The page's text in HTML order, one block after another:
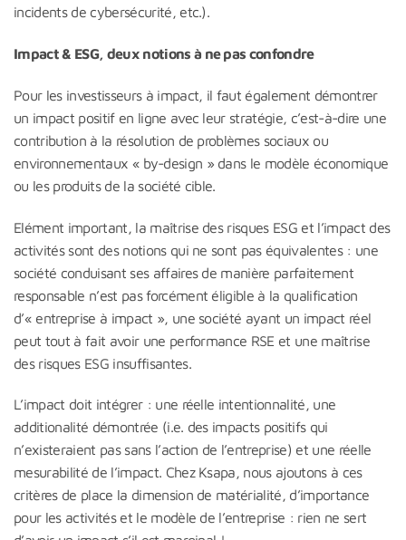
incidents de cybersécurité, etc.).
Impact & ESG, deux notions à ne pas confondre
Pour les investisseurs à impact, il faut également démontrer
un impact positif en ligne avec leur stratégie, c’est-à-dire une
contribution à la résolution de problèmes sociaux ou
environnementaux « by-design » dans le modèle économique
ou les produits de la société cible.
Elément important, la maîtrise des risques ESG et l’impact des
activités sont des notions qui ne sont pas équivalentes : une
société conduisant ses affaires de manière parfaitement
responsable n’est pas forcément éligible à la qualification
d’« entreprise à impact », une société ayant un impact réel
peut tout à fait avoir une performance RSE et une maîtrise
des risques ESG insuffisantes.
L’impact doit intégrer : une réelle intentionnalité, une
additionalité démontrée (i.e. des impacts positifs qui
n’existeraient pas sans l’action de l’entreprise) et une réelle
mesurabilité de l’impact. Chez Ksapa, nous ajoutons à ces
critères de place la dimension de matérialité, d’importance
pour les activités et le modèle de l’entreprise : rien ne sert